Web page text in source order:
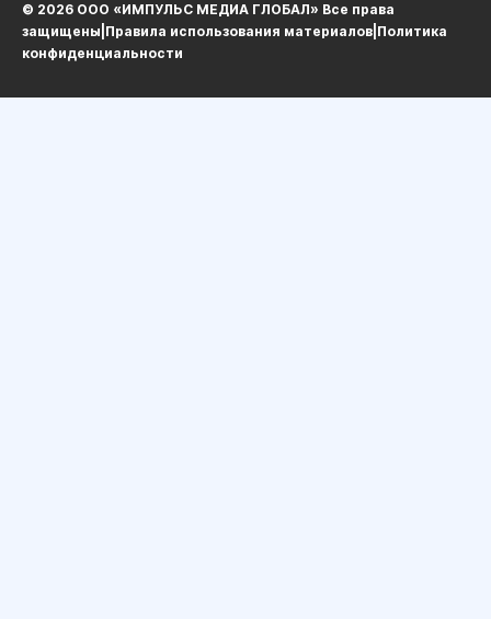
© 2026 ООО «ИМПУЛЬС МЕДИА ГЛОБАЛ» Все права
защищеныㅤ|ㅤ Правила использования материалов Политика
конфиденциальности